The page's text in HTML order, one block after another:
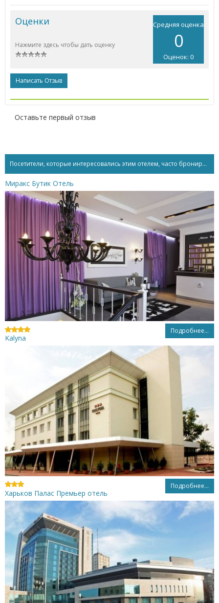
Средняя оценка
0
Оценок: 0
Оценки
Нажмите здесь чтобы дать оценку
Написать Отзыв
Оставьте первый отзыв
Посетители, которые интересовались этим отелем, часто бронируют...
Миракс Бутик Отель
Подробнее...
Kalyna
Подробнее...
Харьков Палас Премьер отель